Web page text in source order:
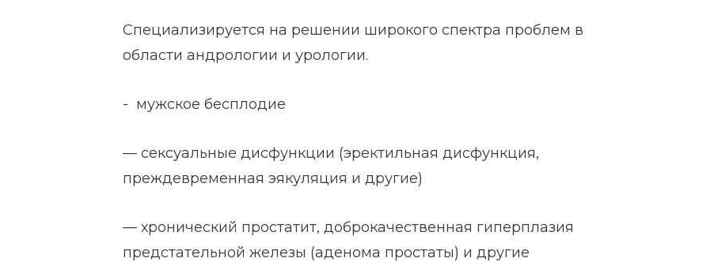
Специализируется на решении широкого спектра проблем в
области андрологии и урологии.
- мужское бесплодие
— сексуальные дисфункции (эректильная дисфункция,
преждевременная эякуляция и другие)
— хронический простатит, доброкачественная гиперплазия
предстательной железы (аденома простаты) и другие